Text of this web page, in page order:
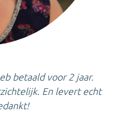
betaald voor 2 jaar.
En levert echt